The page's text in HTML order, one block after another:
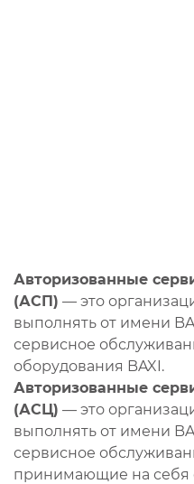
Авторизованные
(АСП) — это
выполнять от имени
сервисное
оборудования BAXI.
Авторизованные
(АСЦ) — это
выполнять от имени
сервисное
принимающие на себя